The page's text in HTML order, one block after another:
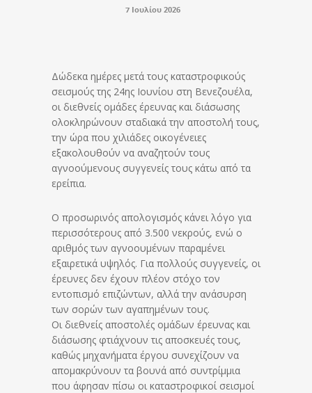
7 Ιουλίου 2026
Δώδεκα ημέρες μετά τους καταστροφικούς
σεισμούς της 24ης Ιουνίου στη Βενεζουέλα,
οι διεθνείς ομάδες έρευνας και διάσωσης
ολοκληρώνουν σταδιακά την αποστολή τους,
την ώρα που χιλιάδες οικογένειες
εξακολουθούν να αναζητούν τους
αγνοούμενους συγγενείς τους κάτω από τα
ερείπια.
Ο προσωρινός απολογισμός κάνει λόγο για
περισσότερους από 3.500 νεκρούς, ενώ ο
αριθμός των αγνοουμένων παραμένει
εξαιρετικά υψηλός. Για πολλούς συγγενείς, οι
έρευνες δεν έχουν πλέον στόχο τον
εντοπισμό επιζώντων, αλλά την ανάσυρση
των σορών των αγαπημένων τους.
Οι διεθνείς αποστολές ομάδων έρευνας και
διάσωσης φτιάχνουν τις αποσκευές τους,
καθώς μηχανήματα έργου συνεχίζουν να
απομακρύνουν τα βουνά από συντρίμμια
που άφησαν πίσω οι καταστροφικοί σεισμοί